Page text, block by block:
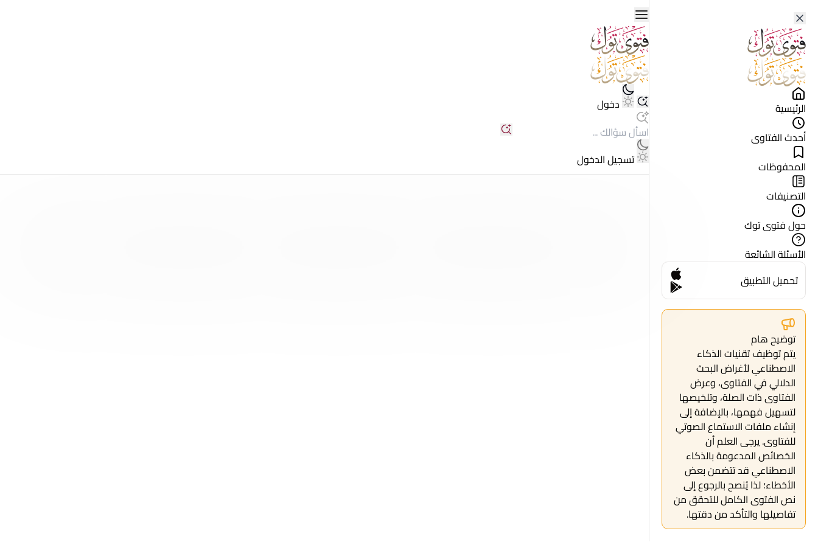
الرئيسية
أحدث الفتاوى
المحفوظات
التصنيفات
حول فتوى توك
الأسئلة الشائعة
تحميل التطبيق
توضيح هام
يتم توظيف تقنيات الذكاء
الاصطناعي لأغراض البحث
الدلالي في الفتاوى، وعرض
الفتاوى ذات الصلة، وتلخيصها
لتسهيل فهمها، بالإضافة إلى
إنشاء ملفات الاستماع الصوتي
للفتاوى. يرجى العلم أن
الخصائص المدعومة بالذكاء
الاصطناعي قد تتضمن بعض
الأخطاء؛ لذا يُنصح بالرجوع إلى
نص الفتوى الكامل للتحقق من
تفاصيلها والتأكد من دقتها.
دخول
تسجيل الدخول